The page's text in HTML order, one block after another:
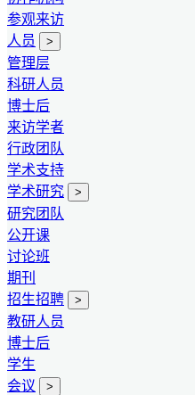
参观来访
人员
>
管理层
科研人员
博士后
来访学者
行政团队
学术支持
学术研究
>
研究团队
公开课
讨论班
期刊
招生招聘
>
教研人员
博士后
学生
会议
>